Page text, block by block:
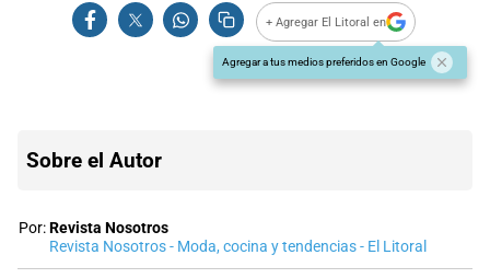
+ Agregar El Litoral en
Agregar a tus medios preferidos en Google
Sobre el Autor
Por:Revista Nosotros
Revista Nosotros - Moda, cocina y tendencias - El Litoral